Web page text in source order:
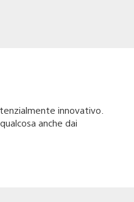
innovativo.
anche dai